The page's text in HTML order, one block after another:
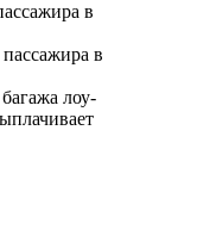
в
в
лоу-